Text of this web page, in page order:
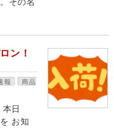
ン！
報
商品
日
お知